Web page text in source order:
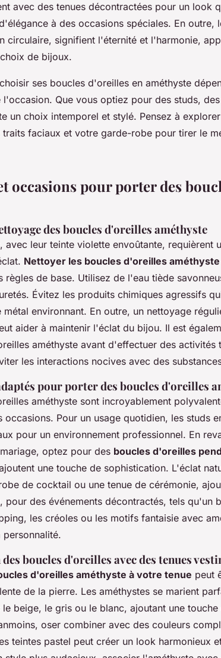
avec des tenues décontractées pour un look
à des occasions spéciales. En outre,
circulaire, signifient l'éternité et l'harmonie,
de bijoux.
ses boucles d'oreilles en améthyste
l'occasion. Que vous optiez pour des studs,
un choix intemporel et stylé. Pensez à
faciaux et votre garde-robe pour tirer le
occasions pour porter des
des boucles d'oreilles améthyste
avec leur teinte violette envoûtante, requièrent
Nettoyer les boucles d'oreilles améthyste
règles de base. Utilisez de l'eau tiède
Évitez les produits chimiques agressifs
métal environnant. En outre, un nettoyage
aider à maintenir l'éclat du bijou. Il est
améthyste avant d'effectuer des activités
les interactions nocives avec des
pour porter des boucles d'oreilles
améthyste sont incroyablement
occasions. Pour un usage quotidien, les studs
pour un environnement professionnel. En
optez pour des boucles d'oreilles
une touche de sophistication. L'éclat
de cocktail ou une tenue de cérémonie,
pour des événements décontractés, tels qu'un
les créoles ou les motifs fantaisie avec
boucles d'oreilles avec des tenues
d'oreilles améthyste à votre tenue peut
de la pierre. Les améthystes se marient
le beige, le gris ou le blanc, ajoutant une
oser combiner avec des couleurs
teintes pastel peut créer un look harmonieux